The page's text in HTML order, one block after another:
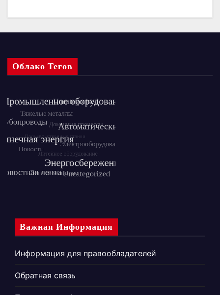
Облако Тегов
Важная Информация
Информация для правообладателей
Обратная связь